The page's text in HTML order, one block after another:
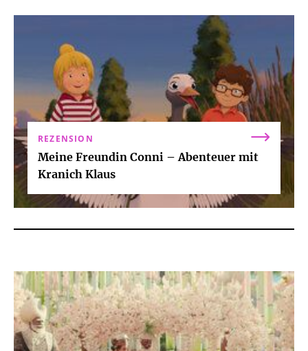
REZENSION
Meine Freundin Conni – Abenteuer mit
Kranich Klaus